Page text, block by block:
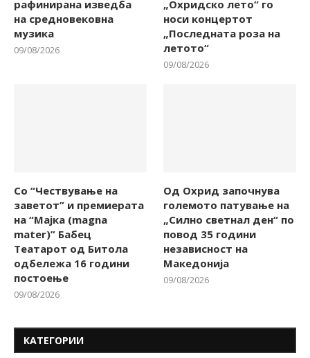
рафинирана изведба
на средновековна
музика
09/08/2026
„Охридско лето“ го
носи концертот
„Последната роза на
летото“
09/08/2026
Со “Чествување на
заветот” и премиерата
на “Мајка (magna
mater)” Бабец
Театарот од Битола
одбележа 16 години
постоење
09/08/2026
Од Охрид започнува
големото патување на
„Силно светнал ден“ по
повод 35 години
независност на
Македонија
09/08/2026
КАТЕГОРИИ